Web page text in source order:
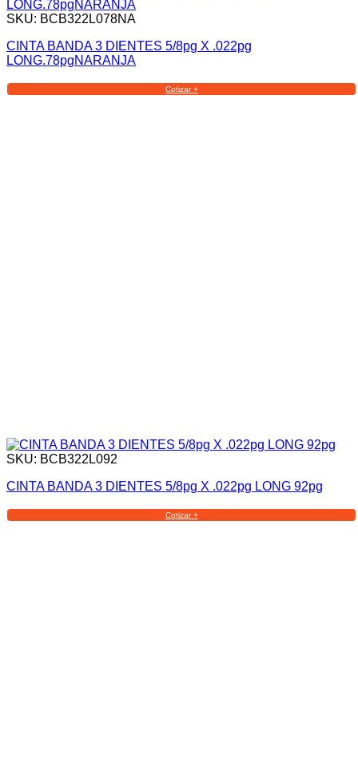
SKU: BCB322L078NA
CINTA BANDA 3 DIENTES 5/8pg X .022pg
LONG.78pgNARANJA
Cotizar +
SKU: BCB322L092
CINTA BANDA 3 DIENTES 5/8pg X .022pg LONG 92pg
Cotizar +